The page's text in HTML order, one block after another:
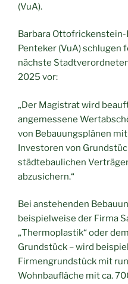
(VuA).
Barbara Ottofrickenstein-
Penteker (VuA) schlugen
nächste
2025 vor:
„Der Magistrat wird
angemessene
von Bebauungsplänen
Investoren von
städtebaulichen
abzusichern.“
Bei anstehenden
beispielweise der Firma
„Thermoplastik“ oder
Grundstück – wird
Firmengrundstück mit
Wohnbaufläche mit ca.